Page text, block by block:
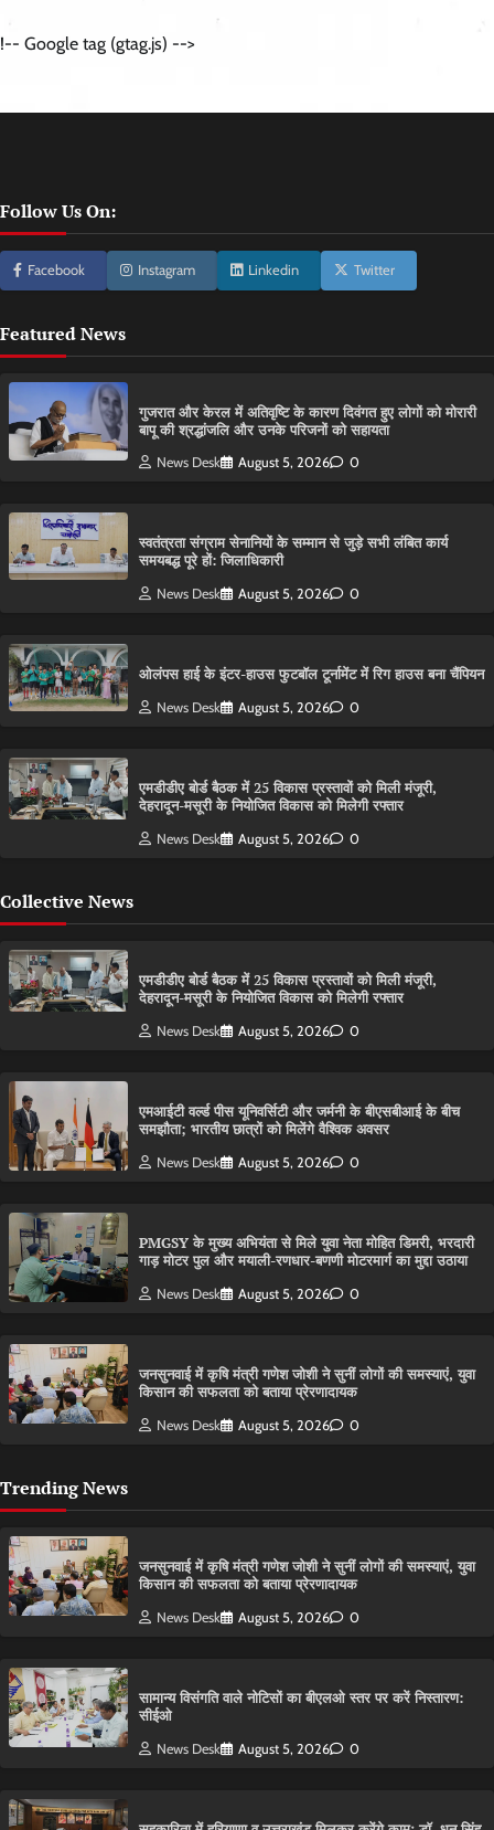
!-- Google tag (gtag.js) -->
Follow Us On:
Facebook Instagram Linkedin Twitter
Featured News
गुजरात और केरल में अतिवृष्टि के कारण दिवंगत हुए लोगों को मोरारी
बापू की श्रद्धांजलि और उनके परिजनों को सहायता
News Desk August 5, 2026 0
स्वतंत्रता संग्राम सेनानियों के सम्मान से जुड़े सभी लंबित कार्य
समयबद्ध पूरे हों: जिलाधिकारी
News Desk August 5, 2026 0
ओलंपस हाई के इंटर-हाउस फुटबॉल टूर्नामेंट में रिग हाउस बना चैंपियन
News Desk August 5, 2026 0
एमडीडीए बोर्ड बैठक में 25 विकास प्रस्तावों को मिली मंजूरी,
देहरादून-मसूरी के नियोजित विकास को मिलेगी रफ्तार
News Desk August 5, 2026 0
Collective News
एमडीडीए बोर्ड बैठक में 25 विकास प्रस्तावों को मिली मंजूरी,
देहरादून-मसूरी के नियोजित विकास को मिलेगी रफ्तार
News Desk August 5, 2026 0
एमआईटी वर्ल्ड पीस यूनिवर्सिटी और जर्मनी के बीएसबीआई के बीच
समझौता; भारतीय छात्रों को मिलेंगे वैश्विक अवसर
News Desk August 5, 2026 0
PMGSY के मुख्य अभियंता से मिले युवा नेता मोहित डिमरी, भरदारी
गाड़ मोटर पुल और मयाली-रणधार-बणणी मोटरमार्ग का मुद्दा उठाया
News Desk August 5, 2026 0
जनसुनवाई में कृषि मंत्री गणेश जोशी ने सुनीं लोगों की समस्याएं, युवा
किसान की सफलता को बताया प्रेरणादायक
News Desk August 5, 2026 0
Trending News
जनसुनवाई में कृषि मंत्री गणेश जोशी ने सुनीं लोगों की समस्याएं, युवा
किसान की सफलता को बताया प्रेरणादायक
News Desk August 5, 2026 0
सामान्य विसंगति वाले नोटिसों का बीएलओ स्तर पर करें निस्तारण:
सीईओ
News Desk August 5, 2026 0